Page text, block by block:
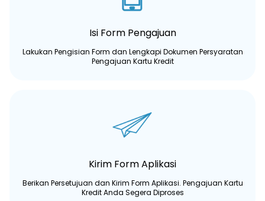
Isi Form Pengajuan
Lakukan Pengisian Form dan Lengkapi Dokumen Persyaratan
Pengajuan Kartu Kredit
Kirim Form Aplikasi
Berikan Persetujuan dan Kirim Form Aplikasi. Pengajuan Kartu
Kredit Anda Segera Diproses